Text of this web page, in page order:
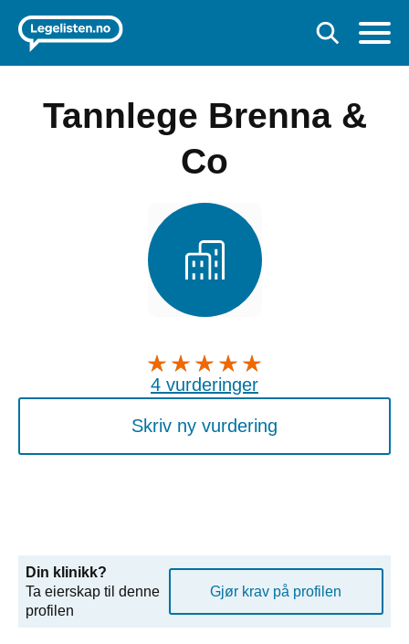
Tannlege Brenna &
Co
4 vurderinger
Skriv ny vurdering
Din klinikk?
Ta eierskap til denne
profilen
Gjør krav på profilen